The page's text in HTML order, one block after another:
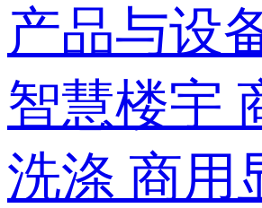
产品与设
智慧楼宇
洗涤 商用